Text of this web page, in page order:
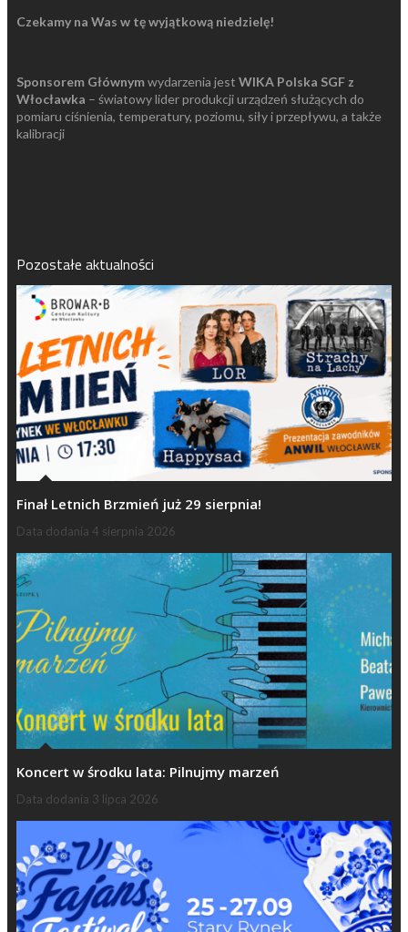
Czekamy na Was w tę wyjątkową niedzielę!
Sponsorem Głównymwydarzenia jest WIKA Polska SGF z
Włocławka – światowy lider produkcji urządzeń służących do
pomiaru ciśnienia, temperatury, poziomu, siły i przepływu, a także
kalibracji
Pozostałe aktualności
Finał Letnich Brzmień już 29 sierpnia!
Data dodania 4 sierpnia 2026
Koncert w środku lata: Pilnujmy marzeń
Data dodania 3 lipca 2026